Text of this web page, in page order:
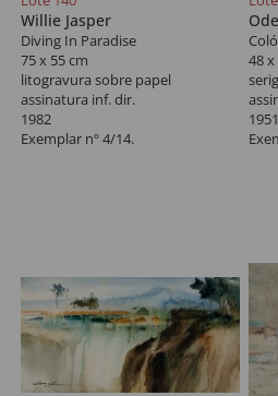
Willie Jasper
Diving In Paradise
75 x 55 cm
litogravura sobre papel
assinatura inf. dir.
1982
Exemplar nº 4/14.
48 x
1951